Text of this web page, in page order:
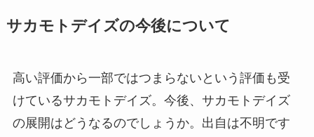
サカモトデイズの今後について
高い評価から一部ではつまらないという評価も受
けているサカモトデイズ。今後、サカモトデイズ
の展開はどうなるのでしょうか。出自は不明です